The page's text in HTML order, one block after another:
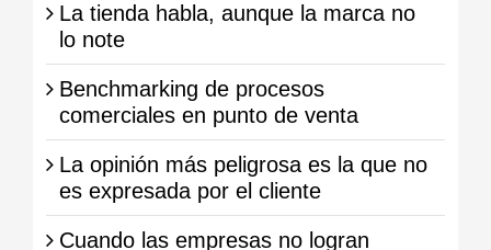
La tienda habla, aunque la marca no
lo note
Benchmarking de procesos
comerciales en punto de venta
La opinión más peligrosa es la que no
es expresada por el cliente
Cuando las empresas no logran